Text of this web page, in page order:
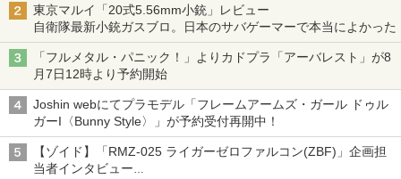
東京マルイ「20式5.56mm小銃」レビュー
自衛隊最新小銃ガスブロ。日本のサバゲーマーで本当によかった
「フルメタル・パニック！」よりカドプラ「アーバレスト」が8
月7日12時より予約開始
Joshin webにてプラモデル「フレームアームズ・ガール ドゥル
ガーI〈Bunny Style〉」が予約受付再開中！
【ゾイド】「RMZ-025 ライガーゼロファルコン(ZBF)」企画担
当者インタビュー